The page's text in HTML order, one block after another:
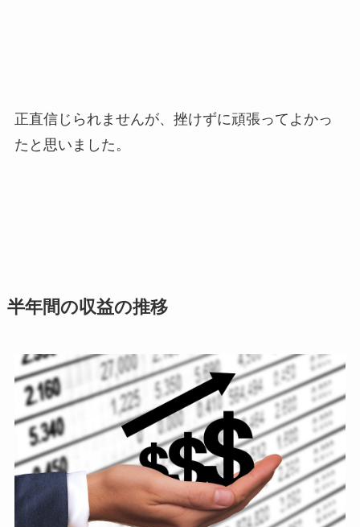
正直信じられませんが、挫けずに頑張ってよかっ
たと思いました。
半年間の収益の推移